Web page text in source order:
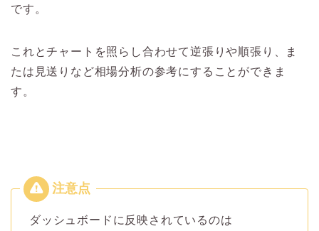
です。
これとチャートを照らし合わせて逆張りや順張り、ま
たは見送りなど相場分析の参考にすることができま
す。
ダッシュボードに反映されているのは